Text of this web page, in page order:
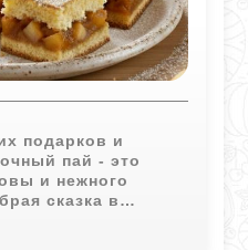
подарков и
пай - это
и нежного
сказка в
его в свои
чтобы сделать